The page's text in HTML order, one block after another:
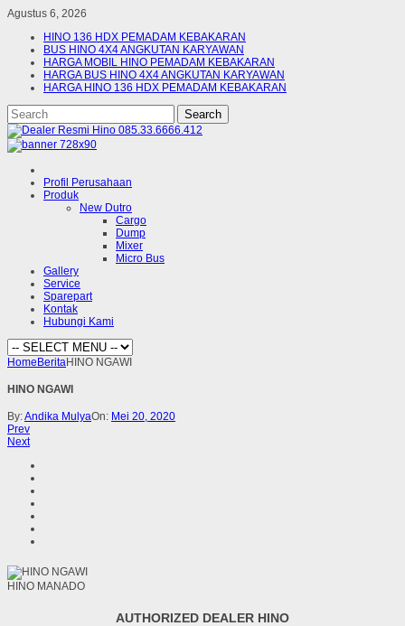
Agustus 6, 2026
HINO 136 HDX PEMADAM KEBAKARAN
BUS HINO 4X4 ANGKUTAN KARYAWAN
HARGA MOBIL HINO PEMADAM KEBAKARAN
HARGA BUS HINO 4X4 ANGKUTAN KARYAWAN
HARGA HINO 136 HDX PEMADAM KEBAKARAN
Profil Perusahaan
Produk
New Dutro
Cargo
Dump
Mixer
Micro Bus
Gallery
Service
Sparepart
Kontak
Hubungi Kami
Home BeritaHINO NGAWI
HINO NGAWI
By:Andika MulyaOn: Mei 20, 2020
Prev
Next
HINO MANADO
AUTHORIZED DEALER HINO